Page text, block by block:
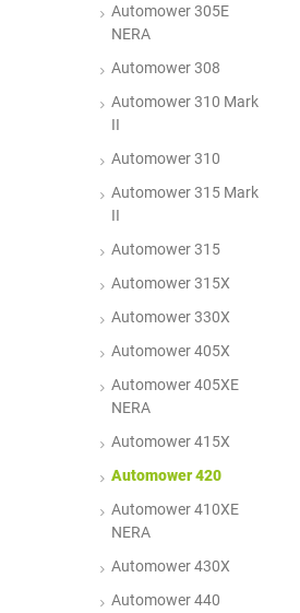
Automower 305E
NERA
Automower 308
Automower 310 Mark
II
Automower 310
Automower 315 Mark
II
Automower 315
Automower 315X
Automower 330X
Automower 405X
Automower 405XE
NERA
Automower 415X
Automower 420
Automower 410XE
NERA
Automower 430X
Automower 440